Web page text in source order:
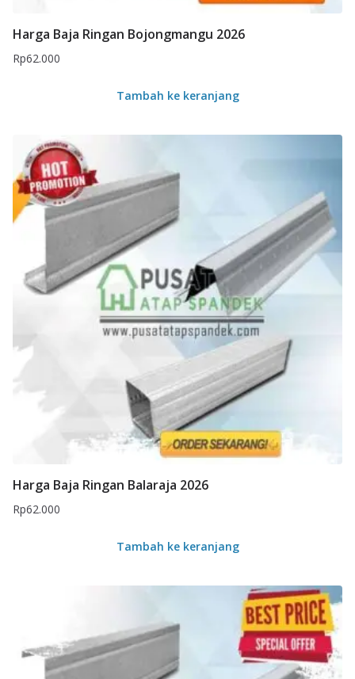
Harga Baja Ringan Bojongmangu 2026
Rp62.000
Tambah ke keranjang
Harga Baja Ringan Balaraja 2026
Rp62.000
Tambah ke keranjang